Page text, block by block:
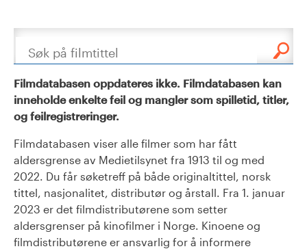
Søk
Filmdatabasen oppdateres ikke. Filmdatabasen kan
inneholde enkelte feil og mangler som spilletid, titler,
og feilregistreringer.
Filmdatabasen viser alle filmer som har fått
aldersgrense av Medietilsynet fra 1913 til og med
2022. Du får søketreff på både originaltittel, norsk
tittel, nasjonalitet, distributør og årstall. Fra 1. januar
2023 er det filmdistributørene som setter
aldersgrenser på kinofilmer i Norge. Kinoene og
filmdistributørene er ansvarlig for å informere